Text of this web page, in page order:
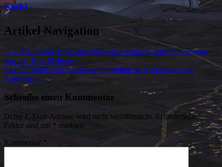
Köck)
Artikel Navigation
← ENBL Forde Brigeland Norwegen Flugsimulator X Freeware
von Jan Tore Elvheim
FAFK Fisantekraal Südafrika Flugsimulator X Freeware von
Aeroworx →
Schreibe einen Kommentar
Deine E-Mail-Adresse wird nicht veröffentlicht. Erforderliche
Felder sind mit * markiert
Kommentar *